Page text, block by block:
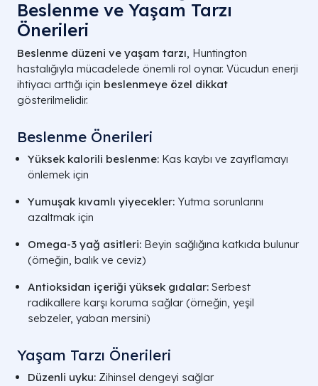
Beslenme ve Yaşam Tarzı
Önerileri
Beslenme düzeni ve yaşam tarzı, Huntington
hastalığıyla mücadelede önemli rol oynar. Vücudun enerji
ihtiyacı arttığı için beslenmeye özel dikkat
gösterilmelidir.
Beslenme Önerileri
Yüksek kalorili beslenme: Kas kaybı ve zayıflamayı
önlemek için
Yumuşak kıvamlı yiyecekler: Yutma sorunlarını
azaltmak için
Omega-3 yağ asitleri: Beyin sağlığına katkıda bulunur
(örneğin, balık ve ceviz)
Antioksidan içeriği yüksek gıdalar: Serbest
radikallere karşı koruma sağlar (örneğin, yeşil
sebzeler, yaban mersini)
Yaşam Tarzı Önerileri
Düzenli uyku: Zihinsel dengeyi sağlar